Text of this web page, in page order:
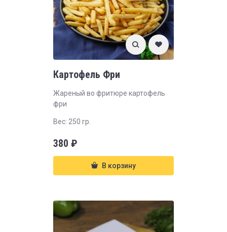
Картофель Фри
Жареный во фритюре картофель
фри
Вес: 250 гр.
380 ₽
В корзину